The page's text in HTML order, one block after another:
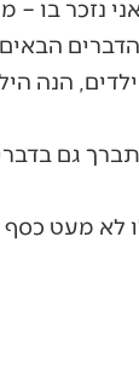
נזכר בו –
הנה
גם
מעט כסף